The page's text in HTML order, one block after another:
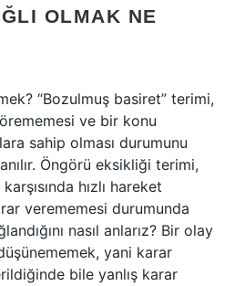
OLMAK NE
“Bozulmuş basiret” terimi,
ve bir konu
sahip olması durumunu
Öngörü eksikliği terimi,
hızlı hareket
verememesi durumunda
nasıl anlarız? Bir olay
yani karar
bile yanlış karar